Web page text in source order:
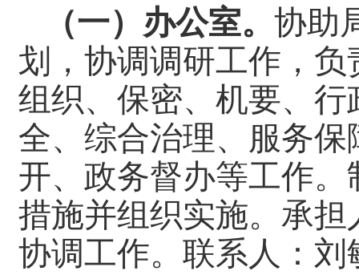
（一）办公室。 协助
划，协调调研工作，
组织、保密、机要、
全、综合治理、服务
开、政务督办等工作
措施并组织实施。承
协调工作。联系人：刘